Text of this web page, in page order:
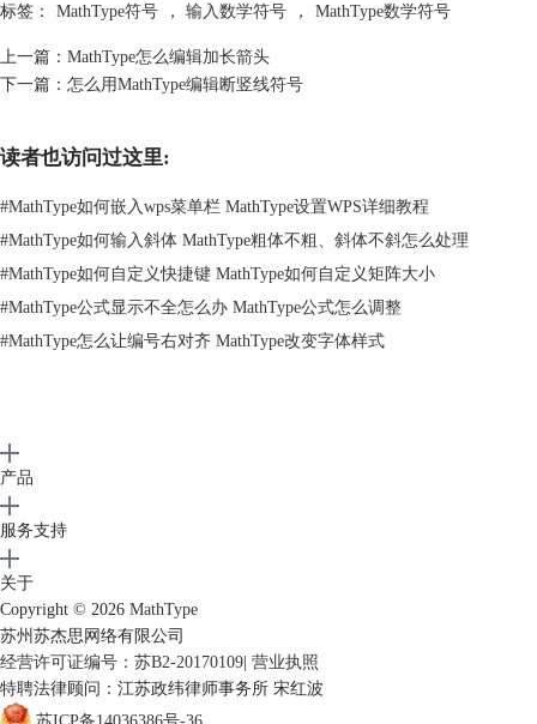
点击MathType模板中的“杂项符号”模板——“倒立的欧姆标志”
这是直接利用MathType杂项符号模板中的符号来编辑的，也是一个比较
方便的方法。当然这个方法也可以采用MathType插入符号的方法来编
辑，将“查看”选择为描述，拉动符号面板的滚动条，找到这个符号就可以
了。但是已经能够直接从MathType模板中编辑出这个符号，再多此一举
地来插入符号就有些没必要了。
标签： MathType符号 ， 输入数学符号 ， MathType数学符号
上一篇： MathType怎么编辑加长箭头
下一篇： 怎么用MathType编辑断竖线符号
读者也访问过这里:
#MathType如何嵌入wps菜单栏 MathType设置WPS详细教程
#MathType如何输入斜体 MathType粗体不粗、斜体不斜怎么处理
#MathType如何自定义快捷键 MathType如何自定义矩阵大小
#MathType公式显示不全怎么办 MathType公式怎么调整
#MathType怎么让编号右对齐 MathType改变字体样式
产品
服务支持
关于
Copyright © 2026 MathType
苏州苏杰思网络有限公司
经营许可证编号：苏B2-20170109 营业执照
特聘法律顾问：江苏政纬律师事务所 宋红波